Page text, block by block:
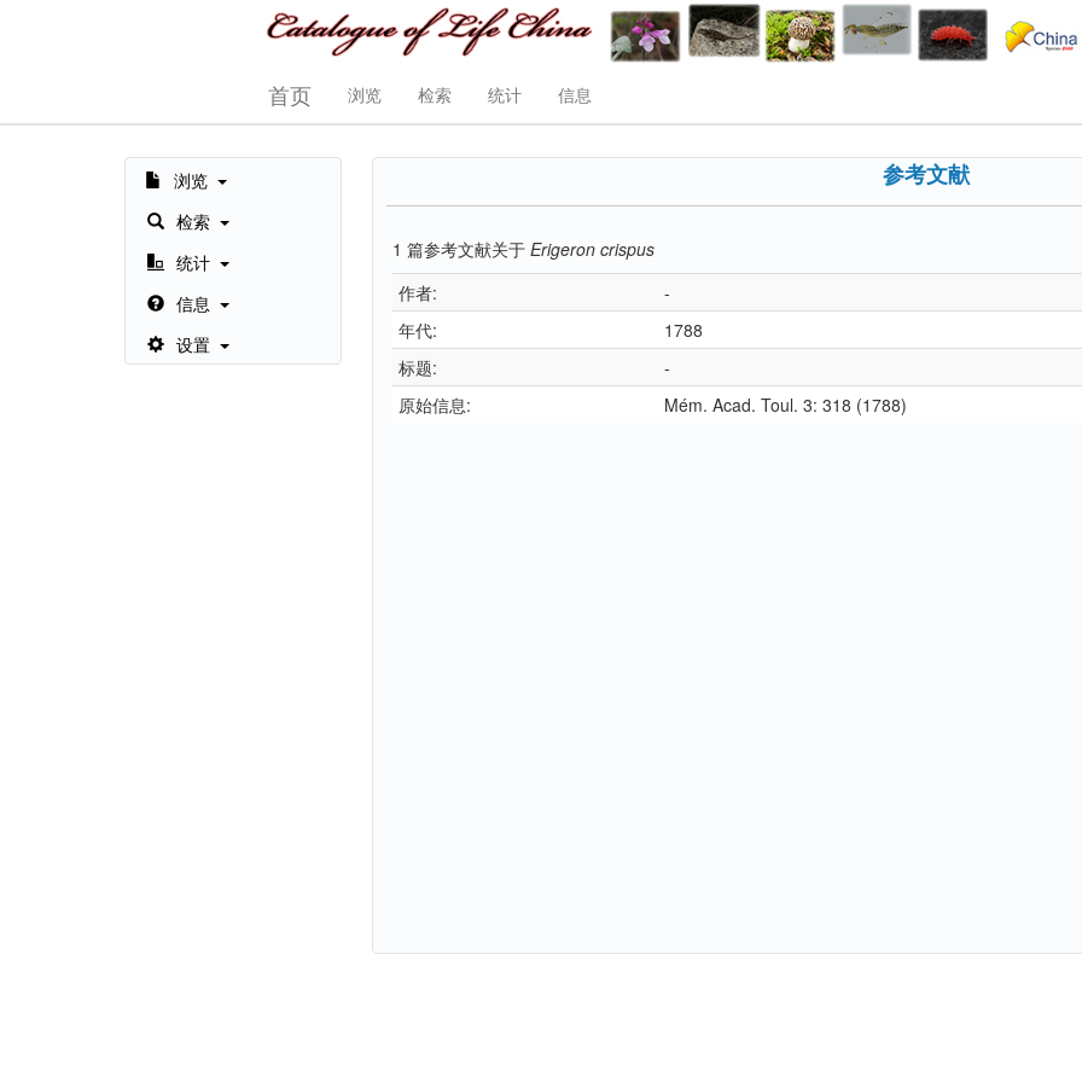
首页 浏览 检索 统计 信息
浏览
检索
统计
信息
设置
参考文献
1 篇参考文献关于 Erigeron crispus
作者:
-
年代:
1788
标题:
-
原始信息:
Mém. Acad. Toul. 3: 318 (1788)